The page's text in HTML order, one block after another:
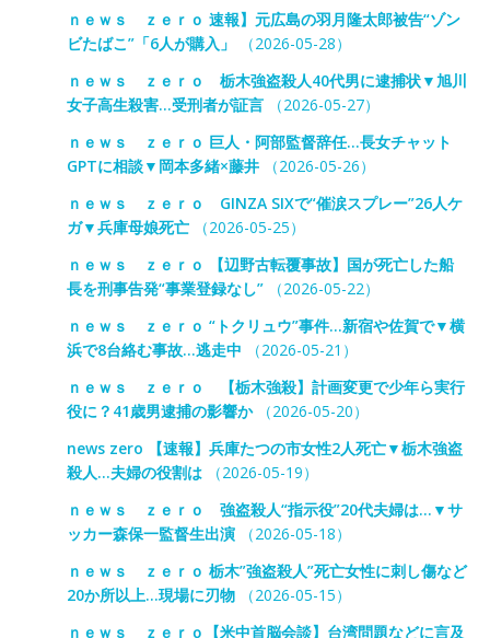
ｎｅｗｓ ｚｅｒｏ 速報】元広島の羽月隆太郎被告“ゾン
ビたばこ”「6人が購入」
（2026-05-28）
ｎｅｗｓ ｚｅｒｏ 栃木強盗殺人40代男に逮捕状▼旭川
女子高生殺害…受刑者が証言（2026-05-27）
ｎｅｗｓ ｚｅｒｏ 巨人・阿部監督辞任…長女チャット
GPTに相談▼岡本多緒×藤井（2026-05-26）
ｎｅｗｓ ｚｅｒｏ GINZA SIXで“催涙スプレー”26人ケ
ガ▼兵庫母娘死亡（2026-05-25）
ｎｅｗｓ ｚｅｒｏ 【辺野古転覆事故】国が死亡した船
長を刑事告発“事業登録なし”（2026-05-22）
ｎｅｗｓ ｚｅｒｏ “トクリュウ”事件…新宿や佐賀で▼横
浜で8台絡む事故…逃走中 （2026-05-21）
ｎｅｗｓ ｚｅｒｏ 【栃木強殺】計画変更で少年ら実行
役に？41歳男逮捕の影響か（2026-05-20）
news zero 【速報】兵庫たつの市女性2人死亡▼栃木強盗
殺人…夫婦の役割は（2026-05-19）
ｎｅｗｓ ｚｅｒｏ 強盗殺人“指示役”20代夫婦は…▼サ
ッカー森保一監督生出演（2026-05-18）
ｎｅｗｓ ｚｅｒｏ 栃木”強盗殺人”死亡女性に刺し傷など
20か所以上…現場に刃物（2026-05-15）
ｎｅｗｓ ｚｅｒｏ【米中首脳会談】台湾問題などに言及